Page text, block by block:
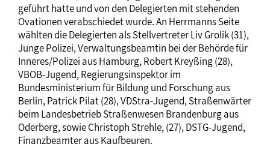
geführt hatte und von den Delegierten mit stehenden
Ovationen verabschiedet wurde. An Herrmanns Seite
wählten die Delegierten als Stellvertreter Liv Grolik (31),
Junge Polizei, Verwaltungsbeamtin bei der Behörde für
Inneres/Polizei aus Hamburg, Robert Kreyßing (28),
VBOB-Jugend, Regierungsinspektor im
Bundesministerium für Bildung und Forschung aus
Berlin, Patrick Pilat (28), VDStra-Jugend, Straßenwärter
beim Landesbetrieb Straßenwesen Brandenburg aus
Oderberg, sowie Christoph Strehle, (27), DSTG-Jugend,
Finanzbeamter aus Kaufbeuren.